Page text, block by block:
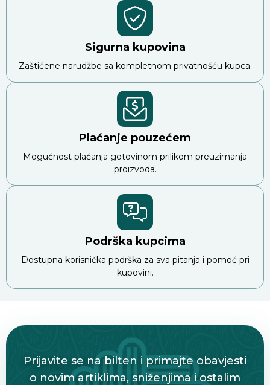
Sigurna kupovina
Zaštićene narudžbe sa kompletnom privatnošću kupca.
Plaćanje pouzećem
Mogućnost plaćanja gotovinom prilikom preuzimanja
proizvoda.
Podrška kupcima
Dostupna korisnička podrška za sva pitanja i pomoć pri
kupovini.
Prijavite se na bilten i primajte obavjesti
o novim artiklima, sniženjima i ostalim